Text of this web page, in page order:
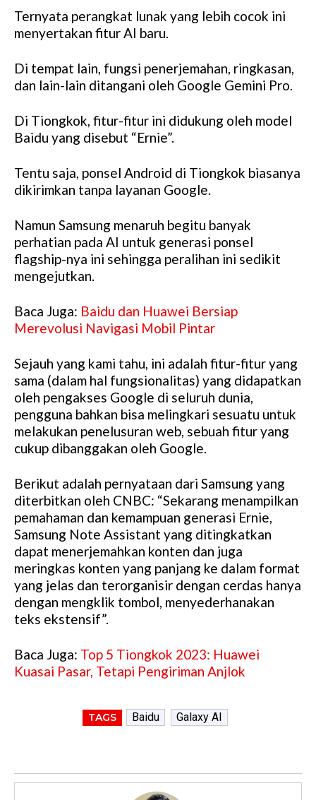
Ternyata perangkat lunak yang lebih cocok ini
menyertakan fitur AI baru.
Di tempat lain, fungsi penerjemahan, ringkasan,
dan lain-lain ditangani oleh Google Gemini Pro.
Di Tiongkok, fitur-fitur ini didukung oleh model
Baidu yang disebut “Ernie”.
Tentu saja, ponsel Android di Tiongkok biasanya
dikirimkan tanpa layanan Google.
Namun Samsung menaruh begitu banyak
perhatian pada AI untuk generasi ponsel
flagship-nya ini sehingga peralihan ini sedikit
mengejutkan.
Baca Juga: Baidu dan Huawei Bersiap
Merevolusi Navigasi Mobil Pintar
Sejauh yang kami tahu, ini adalah fitur-fitur yang
sama (dalam hal fungsionalitas) yang didapatkan
oleh pengakses Google di seluruh dunia,
pengguna bahkan bisa melingkari sesuatu untuk
melakukan penelusuran web, sebuah fitur yang
cukup dibanggakan oleh Google.
Berikut adalah pernyataan dari Samsung yang
diterbitkan oleh CNBC: “Sekarang menampilkan
pemahaman dan kemampuan generasi Ernie,
Samsung Note Assistant yang ditingkatkan
dapat menerjemahkan konten dan juga
meringkas konten yang panjang ke dalam format
yang jelas dan terorganisir dengan cerdas hanya
dengan mengklik tombol, menyederhanakan
teks ekstensif”.
Baca Juga: Top 5 Tiongkok 2023: Huawei
Kuasai Pasar, Tetapi Pengiriman Anjlok
TAGS Baidu Galaxy AI